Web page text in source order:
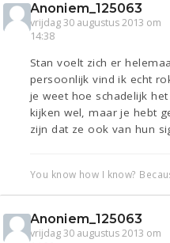
Anoniem_125063
vrijdag 30 augustus 2013 om
14:38
Stan voelt zich er
persoonlijk vind ik echt
je weet hoe schadelijk
kijken wel, maar je hebt
zijn dat ze ook van hun
You know how I know?
Anoniem_125063
vrijdag 30 augustus 2013 om